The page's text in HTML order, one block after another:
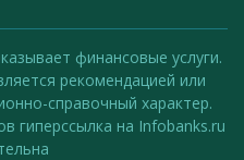
финансовые услуги.
рекомендацией или
справочный характер.
гиперссылка на Infobanks.ru